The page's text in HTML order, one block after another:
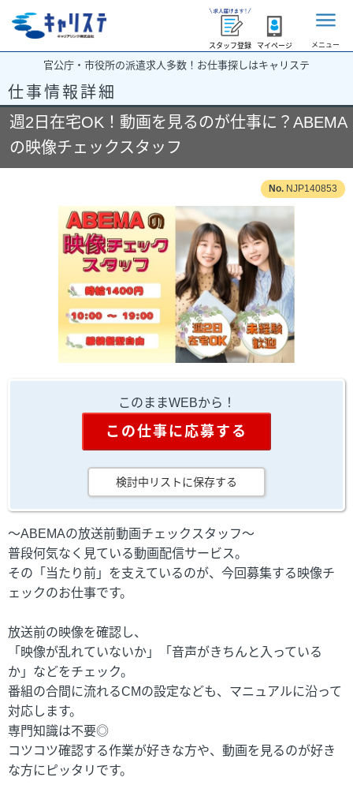
スタッフ登録 マイページ メニュー
官公庁・市役所の派遣求人多数！お仕事探しはキャリステ
仕事情報詳細
週2日在宅OK！動画を見るのが仕事に？ABEMA
の映像チェックスタッフ
NJP140853
このままWEBから！
この仕事に応募する
検討中リストに保存する
～ABEMAの放送前動画チェックスタッフ～
普段何気なく見ている動画配信サービス。
その「当たり前」を支えているのが、今回募集する映像チ
ェックのお仕事です。
放送前の映像を確認し、
「映像が乱れていないか」「音声がきちんと入っている
か」などをチェック。
番組の合間に流れるCMの設定なども、マニュアルに沿って
対応します。
専門知識は不要◎
コツコツ確認する作業が好きな方や、動画を見るのが好き
な方にピッタリです。